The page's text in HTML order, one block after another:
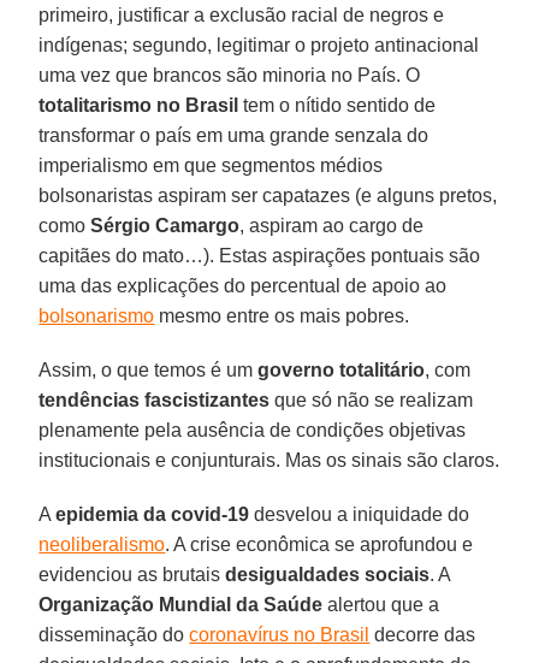
primeiro, justificar a exclusão racial de negros e
indígenas; segundo, legitimar o projeto antinacional
uma vez que brancos são minoria no País. O
totalitarismo no Brasil tem o nítido sentido de
transformar o país em uma grande senzala do
imperialismo em que segmentos médios
bolsonaristas aspiram ser capatazes (e alguns pretos,
comoSérgio Camargo, aspiram ao cargo de
capitães do mato…). Estas aspirações pontuais são
uma das explicações do percentual de apoio ao
bolsonarismo mesmo entre os mais pobres.
Assim, o que temos é umgoverno totalitário, com
tendências fascistizantes que só não se realizam
plenamente pela ausência de condições objetivas
institucionais e conjunturais. Mas os sinais são claros.
Aepidemia da covid-19 desvelou a iniquidade do
neoliberalismo. A crise econômica se aprofundou e
evidenciou as brutaisdesigualdades sociais. A
Organização Mundial da Saúde alertou que a
disseminação docoronavírus no Brasil decorre das